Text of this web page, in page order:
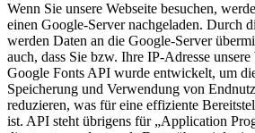
Wenn Sie unsere Webseite besuchen,
einen Google-Server nachgeladen. Durch
werden Daten an die Google-Server
auch, dass Sie bzw. Ihre IP-Adresse
Google Fonts API wurde entwickelt, um
Speicherung und Verwendung von
reduzieren, was für eine effiziente
ist. API steht übrigens für „Application